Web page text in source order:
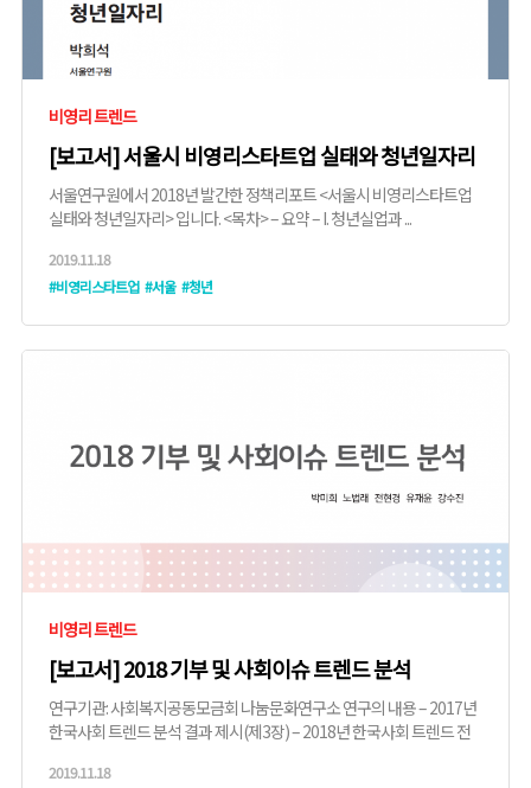
비영리 트렌드
[보고서] 서울시 비영리스타트업 실태와 청년일자리
서울연구원에서 2018년 발간한 정책리포트 <서울시 비영리스타트업
실태와 청년일자리> 입니다. <목차> – 요약 – I. 청년실업과 ...
2019.11.18
#비영리스타트업 #서울 #청년
비영리 트렌드
[보고서] 2018 기부 및 사회이슈 트렌드 분석
연구기관: 사회복지공동모금회 나눔문화연구소 연구의 내용 – 2017년
한국사회 트렌드 분석 결과 제시(제3장) – 2018년 한국사회 트렌드 전
2019.11.18